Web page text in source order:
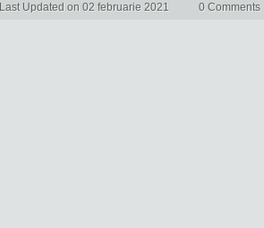
Last Updated on 02 februarie 2021 0 Comments